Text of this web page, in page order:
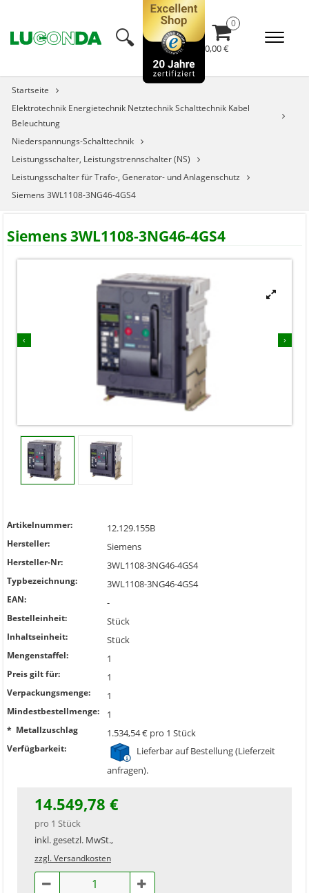
🔍︎ 0,00 €
Startseite
Elektrotechnik Energietechnik Netztechnik Schalttechnik Kabel
Beleuchtung
Niederspannungs-Schalttechnik
Leistungsschalter, Leistungstrennschalter (NS)
Leistungsschalter für Trafo-, Generator- und Anlagenschutz
Siemens 3WL1108-3NG46-4GS4
Siemens 3WL1108-3NG46-4GS4
‹ ›


Artikelnummer: 12.129.155B
Hersteller: Siemens
Hersteller-Nr: 3WL1108-3NG46-4GS4
Typbezeichnung: 3WL1108-3NG46-4GS4
EAN: -
Bestelleinheit: Stück
Inhaltseinheit: Stück
Mengenstaffel: 1
Preis gilt für: 1
Verpackungsmenge: 1
Mindestbestellmenge: 1
* Metallzuschlag 1.534,54 € pro 1 Stück
Verfügbarkeit:
Lieferbar auf Bestellung (Lieferzeit
anfragen).
14.549,78 €
pro 1 Stück
inkl. gesetzl. MwSt.,
zzgl. Versandkosten